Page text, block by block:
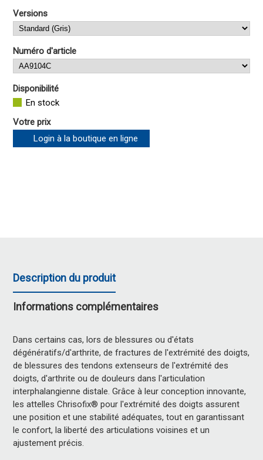
Versions
Numéro d'article
Disponibilité
En stock
Votre prix
Login à la boutique en ligne
Description du produit
Informations complémentaires
Dans certains cas, lors de blessures ou d'états
dégénératifs/d'arthrite, de fractures de l'extrémité des doigts,
de blessures des tendons extenseurs de l'extrémité des
doigts, d'arthrite ou de douleurs dans l'articulation
interphalangienne distale. Grâce à leur conception innovante,
les attelles Chrisofix® pour l'extrémité des doigts assurent
une position et une stabilité adéquates, tout en garantissant
le confort, la liberté des articulations voisines et un
ajustement précis.